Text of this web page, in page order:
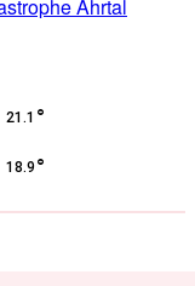
Ahrtal
21.1 °
18.9 °